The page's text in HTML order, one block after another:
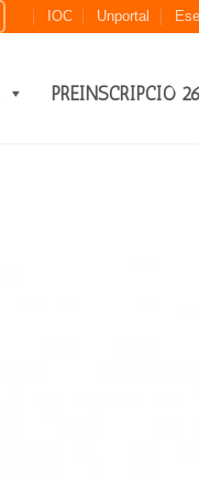
IOC Unportal
PREINSCRIPCIÓ